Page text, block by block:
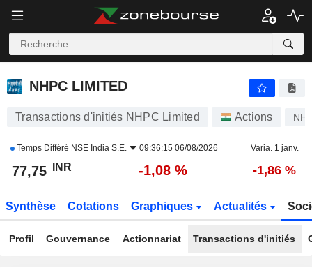
NHPC LIMITED
NHPC LIMITED
Transactions d'initiés NHPC Limited Actions
Temps Différé NSE India S.E. 09:36:15 06/08/2026 Varia. 1 janv.
77,75 INR -1,08 % -1,86 %
Synthèse Cotations Graphiques Actualités
Profil Gouvernance Actionnariat Transactions d'initiés